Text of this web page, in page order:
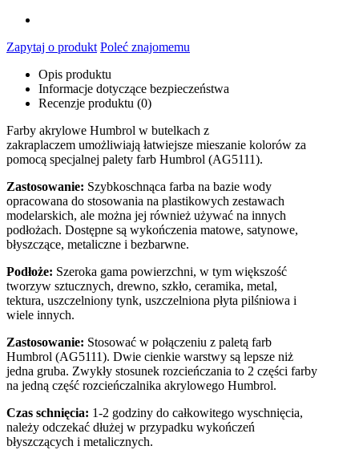
Zapytaj o produkt Poleć znajomemu
Opis produktu
Informacje dotyczące bezpieczeństwa
Recenzje produktu (0)
Farby akrylowe Humbrol w butelkach z
zakraplaczem umożliwiają łatwiejsze mieszanie kolorów za
pomocą specjalnej palety farb Humbrol (AG5111).
Zastosowanie: Szybkoschnąca farba na bazie wody
opracowana do stosowania na plastikowych zestawach
modelarskich, ale można jej również używać na innych
podłożach. Dostępne są wykończenia matowe, satynowe,
błyszczące, metaliczne i bezbarwne.
Podłoże: Szeroka gama powierzchni, w tym większość
tworzyw sztucznych, drewno, szkło, ceramika, metal,
tektura, uszczelniony tynk, uszczelniona płyta pilśniowa i
wiele innych.
Zastosowanie: Stosować w połączeniu z paletą farb
Humbrol (AG5111). Dwie cienkie warstwy są lepsze niż
jedna gruba. Zwykły stosunek rozcieńczania to 2 części farby
na jedną część rozcieńczalnika akrylowego Humbrol.
Czas schnięcia: 1-2 godziny do całkowitego wyschnięcia,
należy odczekać dłużej w przypadku wykończeń
błyszczących i metalicznych.